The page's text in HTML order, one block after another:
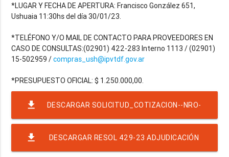
*LUGAR Y FECHA DE APERTURA: Francisco González 651,
Ushuaia 11:30hs del día 30/01/23.
*TELÉFONO Y/O MAIL DE CONTACTO PARA PROVEEDORES EN
CASO DE CONSULTAS:(02901) 422-283 Interno 1113 / (02901)
15-502959 /compras_ush@ipvtdf.gov.ar
file_download DESCARGAR SOLICITUD_COTIZACION--NRO-
8-EJER-2023-RAF-23-RND-8605 - 500 RESMAS
file_download DESCARGAR RESOL 429-23 ADJUDICACIÓN